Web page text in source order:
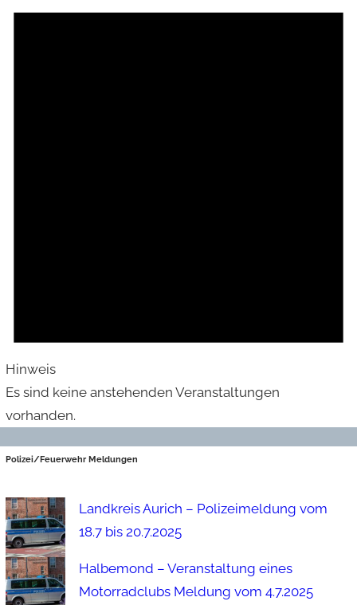
Hinweis
Es sind keine anstehenden Veranstaltungen
vorhanden.
Polizei/Feuerwehr Meldungen
Landkreis Aurich – Polizeimeldung vom
18.7 bis 20.7.2025
Halbemond – Veranstaltung eines
Motorradclubs Meldung vom 4.7.2025